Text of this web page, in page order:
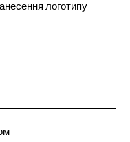
логотипу